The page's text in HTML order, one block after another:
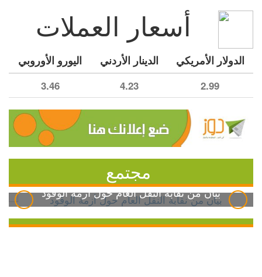
أسعار العملات
الدولار الأمريكي الدينار الأردني اليورو الأوروبي
2.99
4.23
3.46
مجتمع
بيان من نقابة النقل العام حول أزمة الوقود